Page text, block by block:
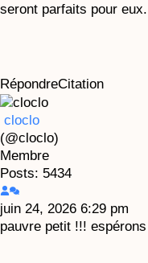
seront parfaits pour
RépondreCitation
cloclo
(@cloclo)
Membre
Posts: 5434
juin 24, 2026 6:29 pm
pauvre petit !!!